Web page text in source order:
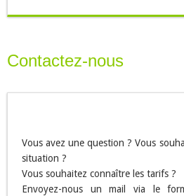
Contactez-nous
Vous avez une question ? Vous
situation ?
Vous souhaitez connaître les tarifs ?
Envoyez-nous un mail via le